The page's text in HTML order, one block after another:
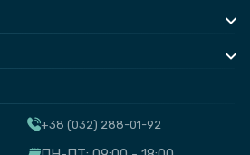
+38 (032) 288-01-92